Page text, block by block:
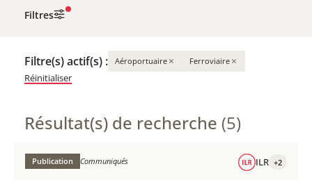
Filtres
Filtre(s) actif(s) : Aéroportuaire × Ferroviaire ×
Réinitialiser
Résultat(s) de recherche (5)
Publication Communiqués ILR +2